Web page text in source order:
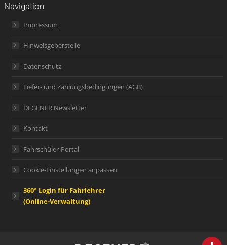
Navigation
Impressum
Hinweisgeberstelle
Datenschutz
Liefer- und Zahlungsbedingungen (AGB)
DEGENER Newsletter
Kontakt
Fahrschüler-Portal
Cookie-Einstellungen anpassen
360° Login für Fahrlehrer
(Online-Verwaltung)